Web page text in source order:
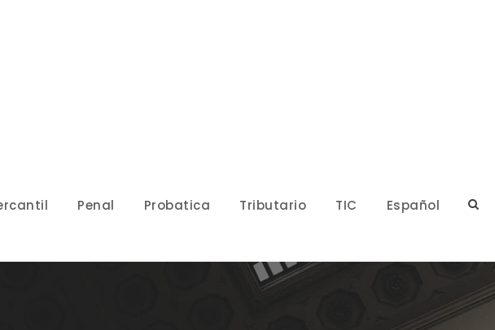
Penal Probatica Tributario TIC Español